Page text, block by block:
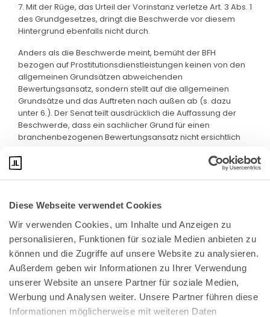
Diese Webseite verwendet Cookies
Wir verwenden Cookies, um Inhalte und Anzeigen zu
personalisieren, Funktionen für soziale Medien anbieten zu
können und die Zugriffe auf unsere Website zu analysieren.
Außerdem geben wir Informationen zu Ihrer Verwendung
unserer Website an unsere Partner für soziale Medien,
Werbung und Analysen weiter. Unsere Partner führen diese
Informationen möglicherweise mit weiteren Daten
7. Mit der Rüge, das Urteil der Vorinstanz verletze Art. 3 Abs. 1
des Grundgesetzes, dringt die Beschwerde vor diesem
Hintergrund ebenfalls nicht durch.
Anders als die Beschwerde meint, bemüht der BFH
bezogen auf Prostitutionsdienstleistungen keinen von den
allgemeinen Grundsätzen abweichenden
Bewertungsansatz, sondern stellt auf die allgemeinen
Grundsätze und das Auftreten nach außen ab (s. dazu
unter 6.). Der Senat teilt ausdrücklich die Auffassung der
Beschwerde, dass ein sachlicher Grund für einen
branchenbezogenen Bewertungsansatz nicht ersichtlich
Bundeskanzlerplatz 2
53113 Bonn